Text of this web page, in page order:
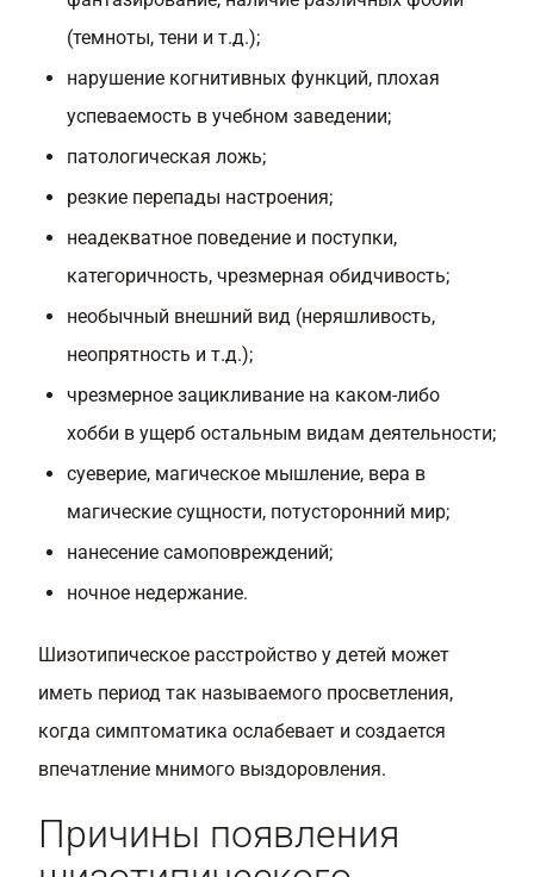
(темноты, тени и т.д.);
нарушение когнитивных функций, плохая
успеваемость в учебном заведении;
патологическая ложь;
резкие перепады настроения;
неадекватное поведение и поступки,
категоричность, чрезмерная обидчивость;
необычный внешний вид (неряшливость,
неопрятность и т.д.);
чрезмерное зацикливание на каком-либо
хобби в ущерб остальным видам деятельности;
суеверие, магическое мышление, вера в
магические сущности, потусторонний мир;
нанесение самоповреждений;
ночное недержание.
Шизотипическое расстройство у детей может
иметь период так называемого просветления,
когда симптоматика ослабевает и создается
впечатление мнимого выздоровления.
Причины появления